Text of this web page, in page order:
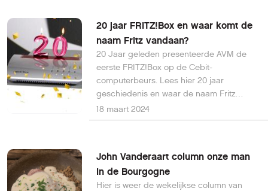
20 jaar FRITZ!Box en waar komt de
naam Fritz vandaan?
20 Jaar geleden presenteerde AVM de
eerste FRITZ!Box op de Cebit-
computerbeurs. Lees hier 20 jaar
geschiedenis en waar de naam Fritz
vandaan komt.
18 maart 2024
John Vanderaart column onze man
in de Bourgogne
Hier is weer de wekelijkse column van